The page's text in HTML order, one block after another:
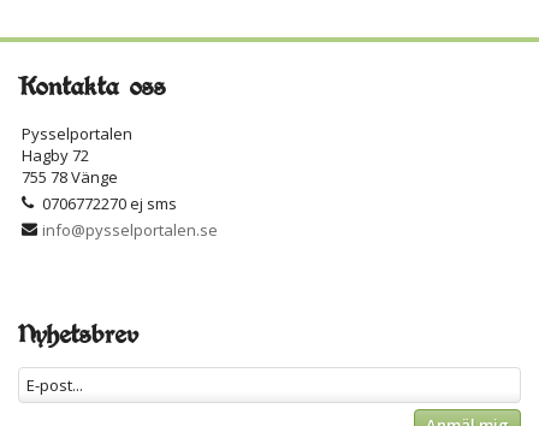
Kontakta oss
Pysselportalen
Hagby 72
755 78 Vänge
0706772270 ej sms
info@pysselportalen.se
Nyhetsbrev